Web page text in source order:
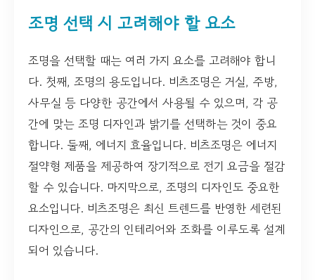
조명 선택 시 고려해야 할 요소
조명을 선택할 때는 여러 가지 요소를 고려해야 합니
다. 첫째, 조명의 용도입니다. 비츠조명은 거실, 주방,
사무실 등 다양한 공간에서 사용될 수 있으며, 각 공
간에 맞는 조명 디자인과 밝기를 선택하는 것이 중요
합니다. 둘째, 에너지 효율입니다. 비츠조명은 에너지
절약형 제품을 제공하여 장기적으로 전기 요금을 절감
할 수 있습니다. 마지막으로, 조명의 디자인도 중요한
요소입니다. 비츠조명은 최신 트렌드를 반영한 세련된
디자인으로, 공간의 인테리어와 조화를 이루도록 설계
되어 있습니다.